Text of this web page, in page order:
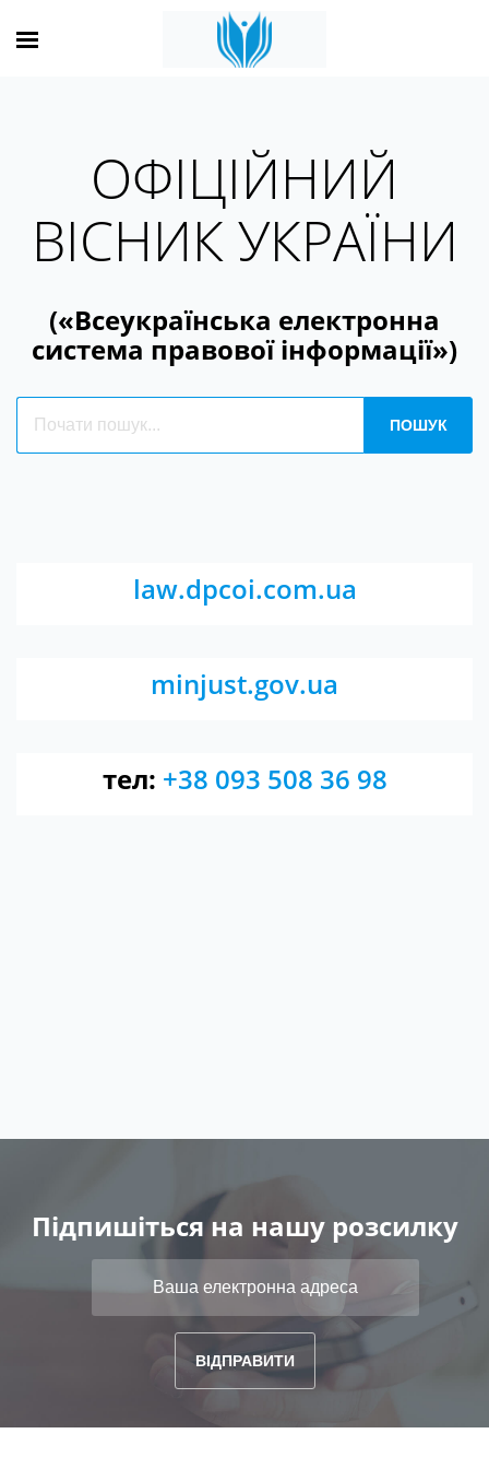
ОФІЦІЙНИЙ
ВІСНИК УКРАЇНИ
(«Всеукраїнська електронна
система правової інформації»)
law.dpcoi.com.ua
minjust.gov.ua
тел: +38 093 508 36 98
Підпишіться на нашу розсилку